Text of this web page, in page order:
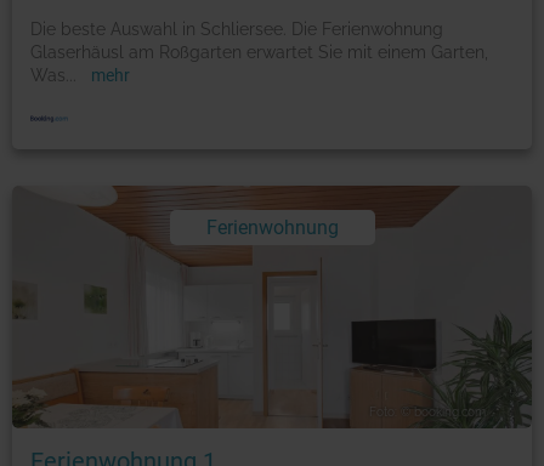
Die beste Auswahl in Schliersee. Die Ferienwohnung
Glaserhäusl am Roßgarten erwartet Sie mit einem Garten,
Was
mehr
Ferienwohnung
Foto: © booking.com